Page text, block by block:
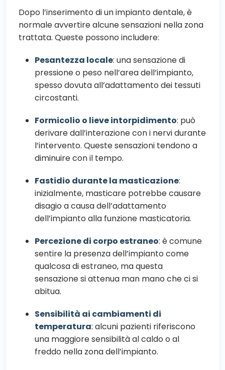
Dopo l’inserimento di un impianto dentale, è
normale avvertire alcune sensazioni nella zona
trattata. Queste possono includere:
Pesantezza locale: una sensazione di
pressione o peso nell’area dell’impianto,
spesso dovuta all’adattamento dei tessuti
circostanti.
Formicolio o lieve intorpidimento: può
derivare dall’interazione con i nervi durante
l’intervento. Queste sensazioni tendono a
diminuire con il tempo.
Fastidio durante la masticazione:
inizialmente, masticare potrebbe causare
disagio a causa dell’adattamento
dell’impianto alla funzione masticatoria.
Percezione di corpo estraneo: è comune
sentire la presenza dell’impianto come
qualcosa di estraneo, ma questa
sensazione si attenua man mano che ci si
abitua.
Sensibilità ai cambiamenti di
temperatura: alcuni pazienti riferiscono
una maggiore sensibilità al caldo o al
freddo nella zona dell’impianto.